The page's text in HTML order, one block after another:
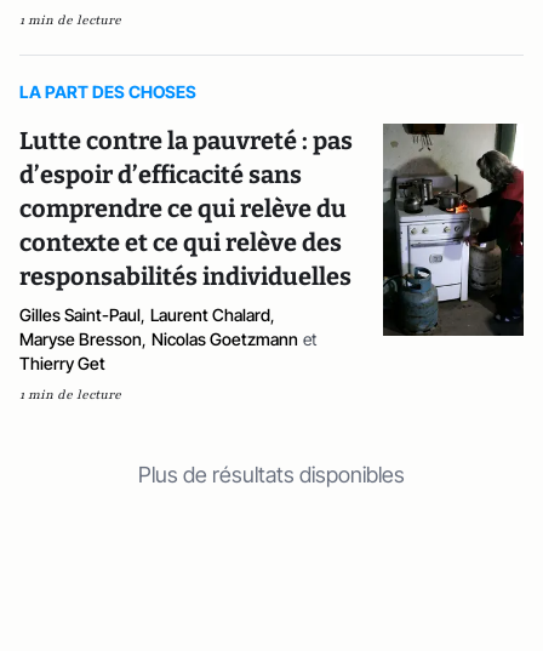
1 min de lecture
LA PART DES CHOSES
Lutte contre la pauvreté : pas
d’espoir d’efficacité sans
comprendre ce qui relève du
contexte et ce qui relève des
responsabilités individuelles
Gilles Saint-Paul, Laurent Chalard,
Maryse Bresson, Nicolas Goetzmann et
Thierry Get
1 min de lecture
Plus de résultats disponibles